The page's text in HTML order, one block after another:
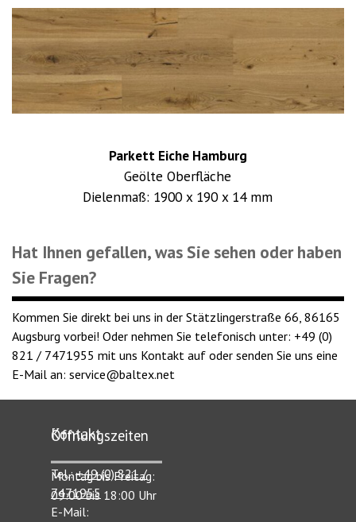
Parkett Eiche Hamburg
Geölte Oberfläche
Dielenmaß: 1900 x 190 x 14 mm
Hat Ihnen gefallen, was Sie sehen oder haben
Sie Fragen?
Kommen Sie direkt bei uns in der Stätzlingerstraße 66, 86165
Augsburg vorbei! Oder nehmen Sie telefonisch unter: +49 (0)
821 / 7471955 mit uns Kontakt auf oder senden Sie uns eine
E-Mail an: service@baltex.net
Kontakt
Tel.:+49 (0) 821 /
7471955
E-Mail:
Öffnungszeiten
Montag bis Freitag:
09:00 bis 18:00 Uhr